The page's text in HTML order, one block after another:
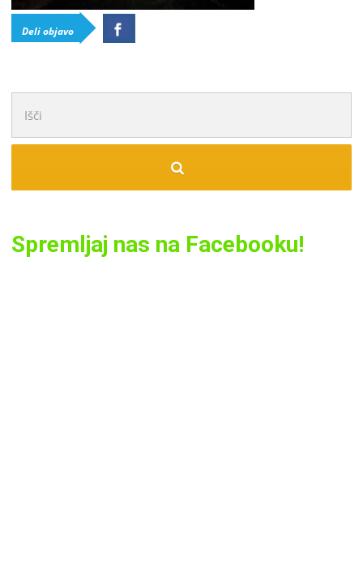
Deli objavo
Spremljaj nas na Facebooku!